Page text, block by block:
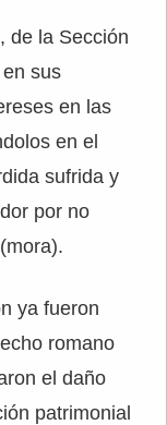
de la Sección
sus
en las
en el
sufrida y
por no
ya fueron
romano
el daño
patrimonial